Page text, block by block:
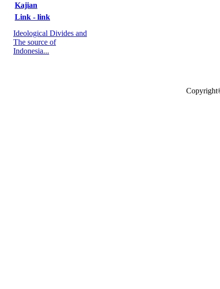
Kajian
Link - link
Ideological Divides and
The source of
Indonesia...